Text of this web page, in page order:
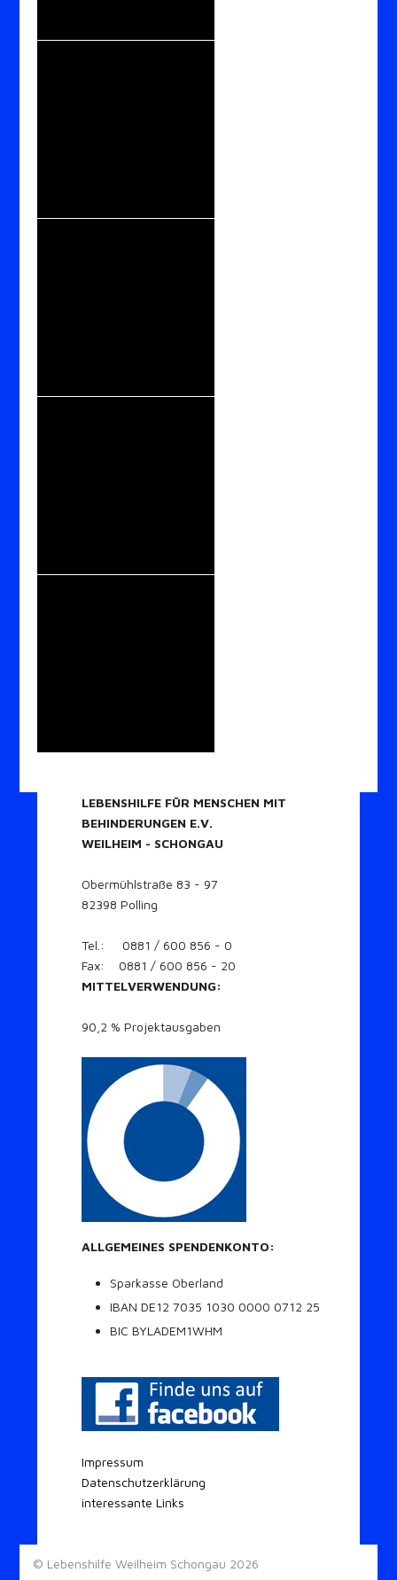
LEBENSHILFE FÜR MENSCHEN MIT
BEHINDERUNGEN E.V.
WEILHEIM - SCHONGAU
Obermühlstraße 83 - 97
82398 Polling
Tel.: 0881 / 600 856 - 0
Fax: 0881 / 600 856 - 20
MITTELVERWENDUNG:
90,2 % Projektausgaben
ALLGEMEINES SPENDENKONTO:
Sparkasse Oberland
IBAN DE12 7035 1030 0000 0712 25
BIC BYLADEM1WHM
Impressum
Datenschutzerklärung
interessante Links
© Lebenshilfe Weilheim Schongau 2026